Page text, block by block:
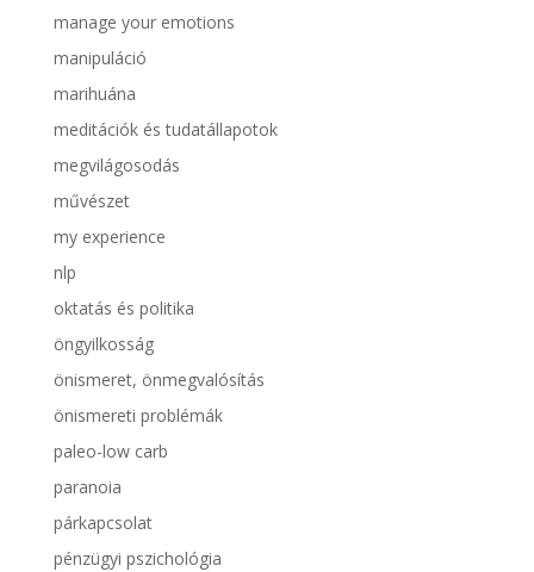
manage your emotions
manipuláció
marihuána
meditációk és tudatállapotok
megvilágosodás
művészet
my experience
nlp
oktatás és politika
öngyilkosság
önismeret, önmegvalósítás
önismereti problémák
paleo-low carb
paranoia
párkapcsolat
pénzügyi pszichológia